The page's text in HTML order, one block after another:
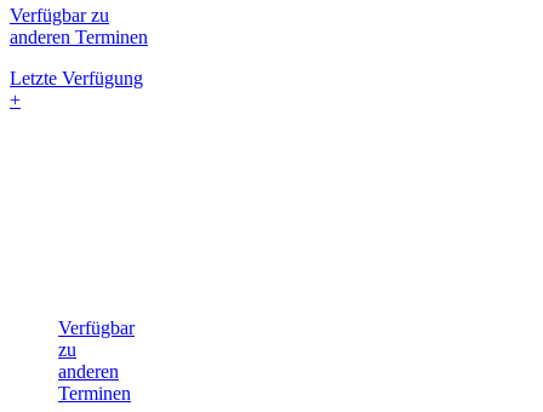
Verfügbar zu
anderen Terminen
Letzte Verfügung
+
Verfügbar
zu
anderen
Terminen